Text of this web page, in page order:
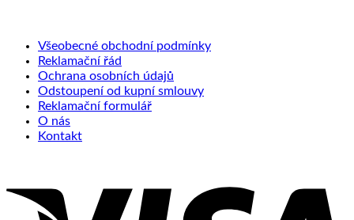
Všeobecné obchodní podmínky
Reklamační řád
Ochrana osobních údajů
Odstoupení od kupní smlouvy
Reklamační formulář
O nás
Kontakt